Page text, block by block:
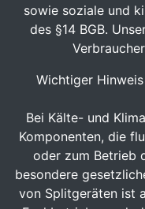
sowie soziale und
des §14 BGB.
Wichtiger
Bei Kälte- und
Komponenten, die
oder zum Betrieb
besondere
von Splitgeräten ist